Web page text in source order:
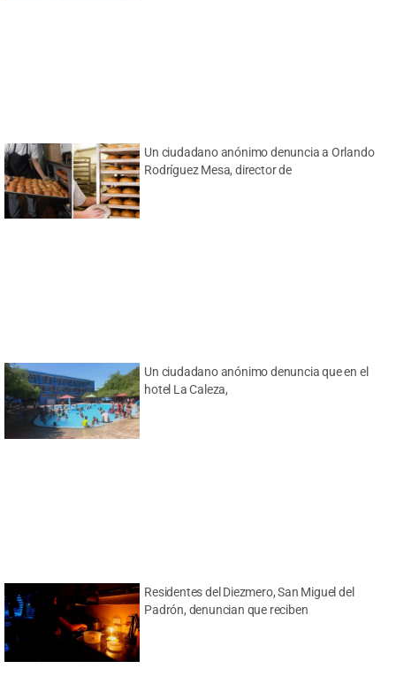
Un ciudadano anónimo denuncia a Orlando
Rodríguez Mesa, director de
Un ciudadano anónimo denuncia que en el
hotel La Caleza,
Residentes del Diezmero, San Miguel del
Padrón, denuncian que reciben